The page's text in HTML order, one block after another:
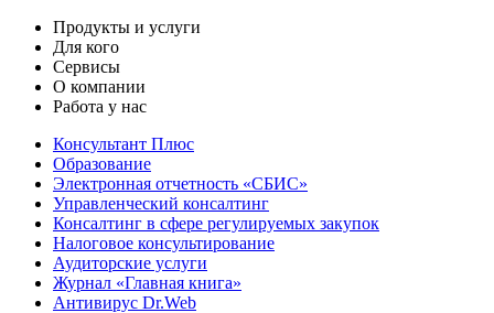
Продукты и услуги
Для кого
Сервисы
О компании
Работа у нас
Консультант Плюс
Образование
Электронная отчетность «СБИС»
Управленческий консалтинг
Консалтинг в сфере регулируемых закупок
Налоговое консультирование
Аудиторские услуги
Журнал «Главная книга»
Антивирус Dr.Web